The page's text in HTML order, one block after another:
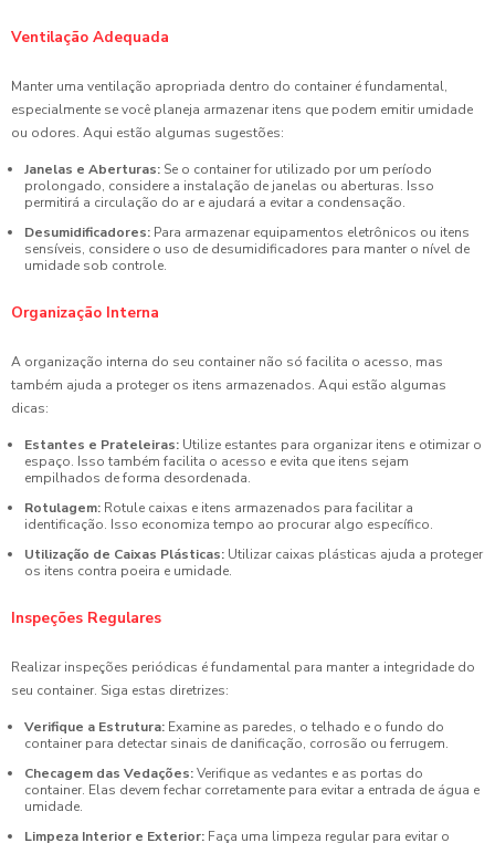
Ventilação Adequada
Manter uma ventilação apropriada dentro do container é fundamental,
especialmente se você planeja armazenar itens que podem emitir umidade
ou odores. Aqui estão algumas sugestões:
Janelas e Aberturas: Se o container for utilizado por um período
prolongado, considere a instalação de janelas ou aberturas. Isso
permitirá a circulação do ar e ajudará a evitar a condensação.
Desumidificadores: Para armazenar equipamentos eletrônicos ou itens
sensíveis, considere o uso de desumidificadores para manter o nível de
umidade sob controle.
Organização Interna
A organização interna do seu container não só facilita o acesso, mas
também ajuda a proteger os itens armazenados. Aqui estão algumas
dicas:
Estantes e Prateleiras: Utilize estantes para organizar itens e otimizar o
espaço. Isso também facilita o acesso e evita que itens sejam
empilhados de forma desordenada.
Rotulagem: Rotule caixas e itens armazenados para facilitar a
identificação. Isso economiza tempo ao procurar algo específico.
Utilização de Caixas Plásticas: Utilizar caixas plásticas ajuda a proteger
os itens contra poeira e umidade.
Inspeções Regulares
Realizar inspeções periódicas é fundamental para manter a integridade do
seu container. Siga estas diretrizes:
Verifique a Estrutura: Examine as paredes, o telhado e o fundo do
container para detectar sinais de danificação, corrosão ou ferrugem.
Checagem das Vedações:Verifique as vedantes e as portas do
container. Elas devem fechar corretamente para evitar a entrada de água e
umidade.
Limpeza Interior e Exterior: Faça uma limpeza regular para evitar o